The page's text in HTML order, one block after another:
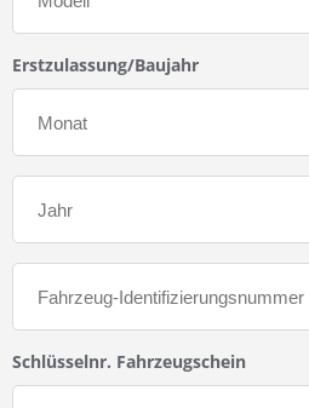
Erstzulassung/Baujahr
Schlüsselnr. Fahrzeugschein